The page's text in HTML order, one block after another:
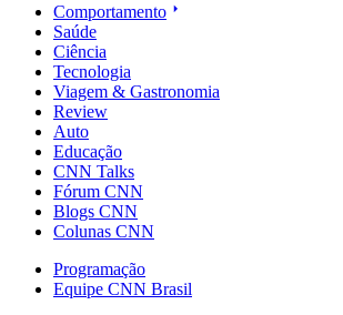
Comportamento
Saúde
Ciência
Tecnologia
Viagem & Gastronomia
Review
Auto
Educação
CNN Talks
Fórum CNN
Blogs CNN
Colunas CNN
Programação
Equipe CNN Brasil